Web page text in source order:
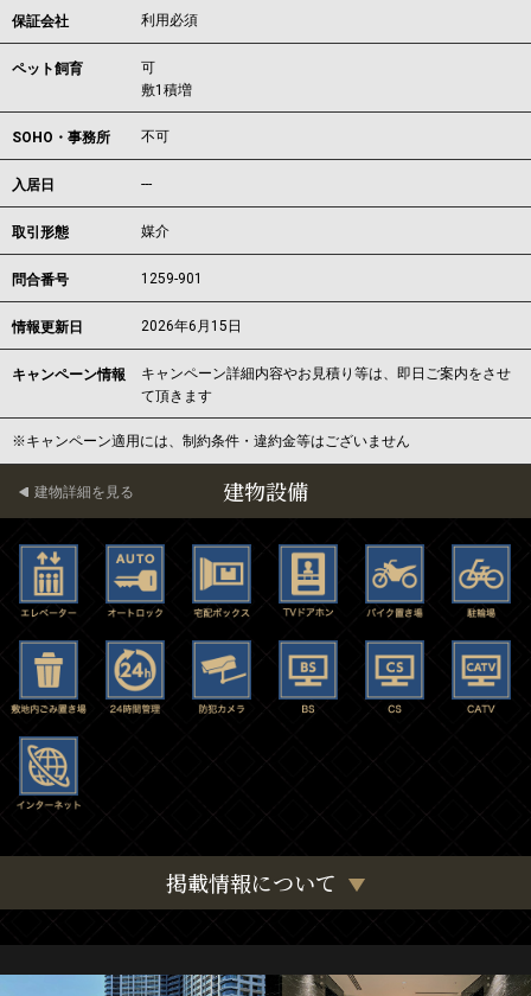
保証会社 利用必須
ペット飼育
可
敷1積増
SOHO・事務所 不可
入居日 ---
取引形態 媒介
問合番号 1259-901
情報更新日 2026年6月15日
キャンペーン情報
キャンペーン詳細内容やお見積り等は、即日ご案内をさせ
て頂きます
※キャンペーン適用には、制約条件・違約金等はございません
建物設備
建物詳細を見る
掲載情報について